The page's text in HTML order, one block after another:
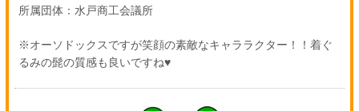
所属団体：水戸商工会議所
※オーソドックスですが笑顔の素敵なキャララクター！！着ぐ
るみの髭の質感も良いですね♥